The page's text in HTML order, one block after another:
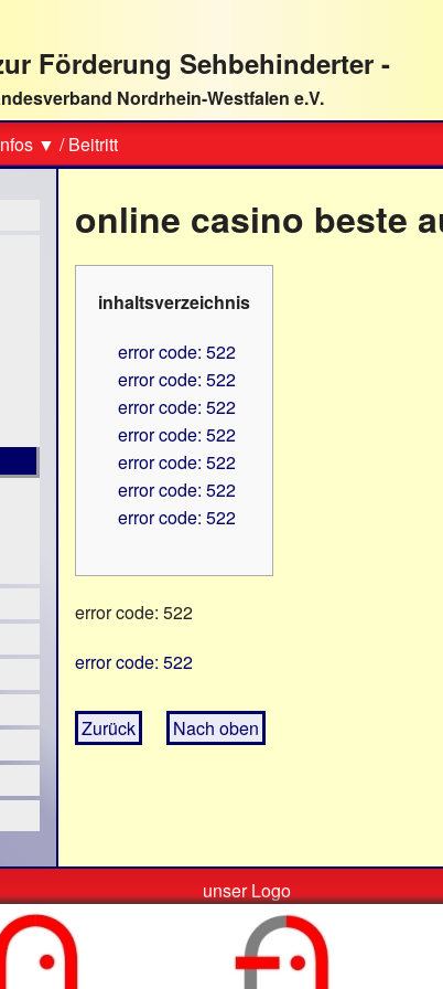
Förderung Sehbehinderter -
Nordrhein-Westfalen e.V.
▼ /Beitritt
online casino beste
inhaltsverzeichnis
error code: 522
error code: 522
error code: 522
error code: 522
error code: 522
error code: 522
error code: 522
error code: 522
error code: 522
Zurück Nach oben
unser Logo